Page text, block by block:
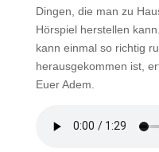
Dingen, die man zu
Hörspiel herstellen
kann einmal so richtig
herausgekommen ist,
Euer Adem.